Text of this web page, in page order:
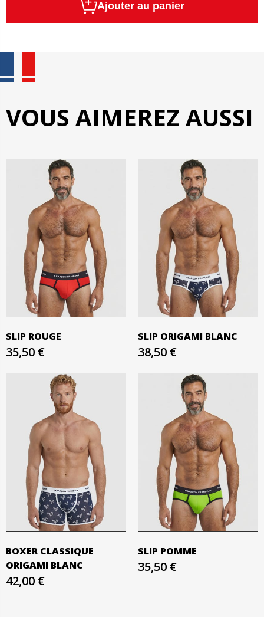
Ajouter au panier
VOUS AIMEREZ AUSSI
SLIP ROUGE
35,50 €
SLIP ORIGAMI BLANC
38,50 €
BOXER CLASSIQUE
ORIGAMI BLANC
42,00 €
SLIP POMME
35,50 €